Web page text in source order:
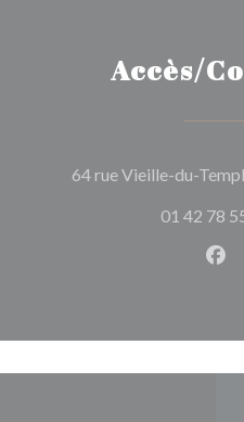
Accès/
64 rue Vieille-du-
01 42 78